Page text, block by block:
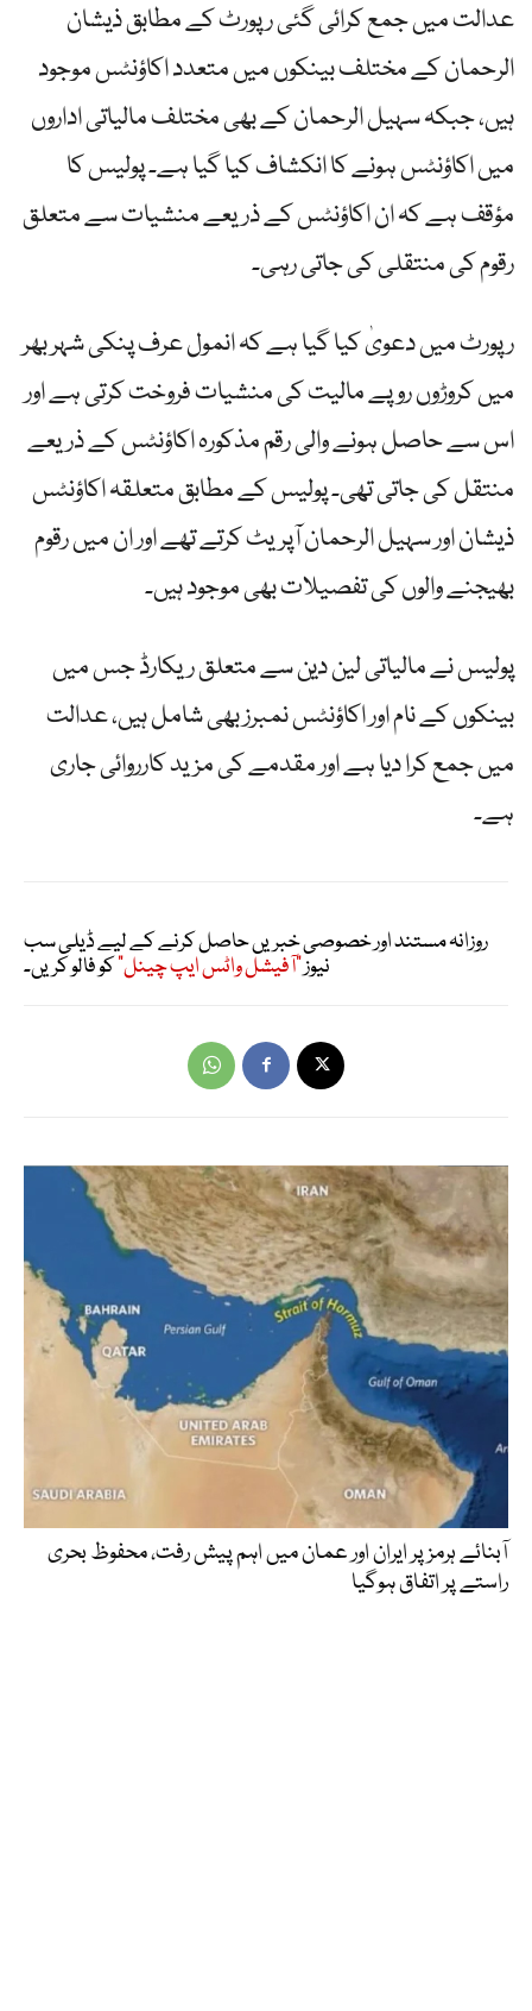
عدالت میں جمع کرائی گئی رپورٹ کے مطابق ذیشان
الرحمان کے مختلف بینکوں میں متعدد اکاؤنٹس موجود
ہیں، جبکہ سہیل الرحمان کے بھی مختلف مالیاتی اداروں
میں اکاؤنٹس ہونے کا انکشاف کیا گیا ہے۔ پولیس کا
مؤقف ہے کہ ان اکاؤنٹس کے ذریعے منشیات سے متعلق
رقوم کی منتقلی کی جاتی رہی۔
رپورٹ میں دعویٰ کیا گیا ہے کہ انمول عرف پنکی شہر بھر
میں کروڑوں روپے مالیت کی منشیات فروخت کرتی ہے اور
اس سے حاصل ہونے والی رقم مذکورہ اکاؤنٹس کے ذریعے
منتقل کی جاتی تھی۔ پولیس کے مطابق متعلقہ اکاؤنٹس
ذیشان اور سہیل الرحمان آپریٹ کرتے تھے اور ان میں رقوم
بھیجنے والوں کی تفصیلات بھی موجود ہیں۔
پولیس نے مالیاتی لین دین سے متعلق ریکارڈ جس میں
بینکوں کے نام اور اکاؤنٹس نمبرز بھی شامل ہیں، عدالت
میں جمع کرا دیا ہے اور مقدمے کی مزید کارروائی جاری
ہے۔
روزانہ مستند اور خصوصی خبریں حاصل کرنے کے لیے ڈیلی سب
نیوز"آفیشل واٹس ایپ چینل"کو فالو کریں۔
آبنائے ہرمز پر ایران اور عمان میں اہم پیش رفت، محفوظ بحری
راستے پر اتفاق ہوگیا